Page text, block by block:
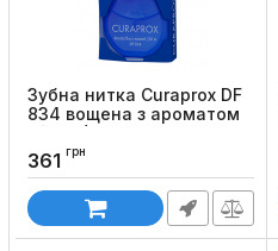
Зубна нитка Curaprox DF
834 вощена з ароматом
м`яти (50 м)
Код товару:
361 грн